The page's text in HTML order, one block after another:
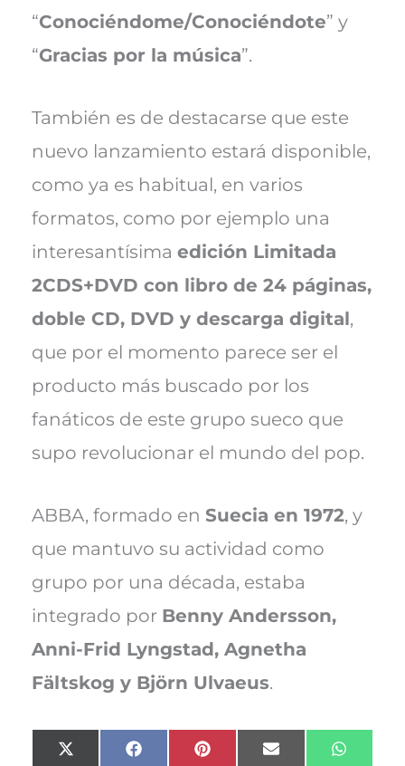
“Conociéndome/Conociéndote” y
“Gracias por la música”.
También es de destacarse que este
nuevo lanzamiento estará disponible,
como ya es habitual, en varios
formatos, como por ejemplo una
interesantísima edición Limitada
2CDS+DVD con libro de 24 páginas,
doble CD, DVD y descarga digital,
que por el momento parece ser el
producto más buscado por los
fanáticos de este grupo sueco que
supo revolucionar el mundo del pop.
ABBA, formado en Suecia en 1972, y
que mantuvo su actividad como
grupo por una década, estaba
integrado por Benny Andersson,
Anni-Frid Lyngstad, Agnetha
Fältskog y Björn Ulvaeus.
Compartir
X
Compartir
F
Compartir
P
Compartir
E
W